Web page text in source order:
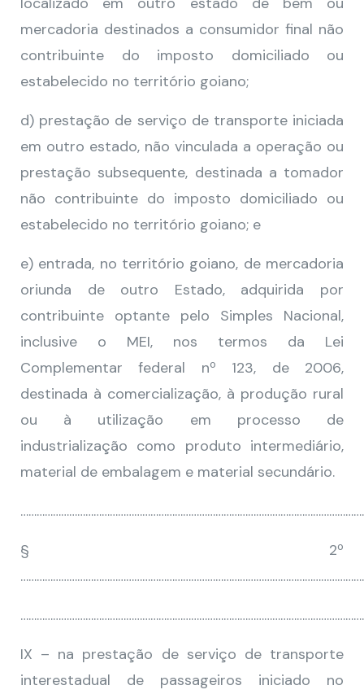
mercadoria destinados a consumidor final não
contribuinte do imposto domiciliado ou
estabelecido no território goiano;
d) prestação de serviço de transporte iniciada
em outro estado, não vinculada a operação ou
prestação subsequente, destinada a tomador
não contribuinte do imposto domiciliado ou
estabelecido no território goiano; e
e) entrada, no território goiano, de mercadoria
oriunda de outro Estado, adquirida por
contribuinte optante pelo Simples Nacional,
inclusive o MEI, nos termos da Lei
Complementar federal nº 123, de 2006,
destinada à comercialização, à produção rural
ou à utilização em processo de
industrialização como produto intermediário,
material de embalagem e material secundário.
§ 2º
IX – na prestação de serviço de transporte
interestadual de passageiros iniciado no